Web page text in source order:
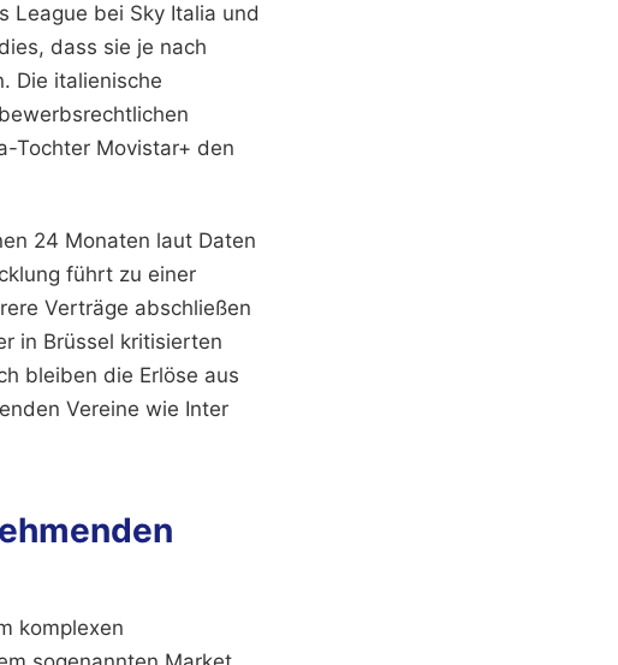
League bei Sky Italia und
dass sie je nach
Die italienische
Tochter Movistar+ den
24 Monaten laut Daten
führt zu einer
Verträge abschließen
in Brüssel kritisierten
bleiben die Erlöse aus
Vereine wie Inter
komplexen